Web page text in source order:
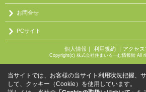
お問合せ
PCサイト
個人情報 ｜ 利用規約｜ アクセ
Copyright(c) 株式会社住まいるーむ情報館 All
当サイトでは、お客様の当サイト利用状況把握、
して、クッキー（Cookie）を使用しています。